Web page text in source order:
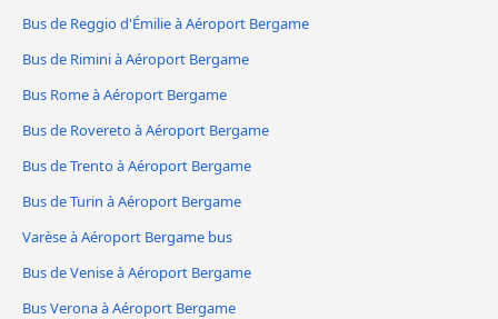
Bus de Reggio d'Émilie à Aéroport Bergame
Bus de Rimini à Aéroport Bergame
Bus Rome à Aéroport Bergame
Bus de Rovereto à Aéroport Bergame
Bus de Trento à Aéroport Bergame
Bus de Turin à Aéroport Bergame
Varèse à Aéroport Bergame bus
Bus de Venise à Aéroport Bergame
Bus Verona à Aéroport Bergame